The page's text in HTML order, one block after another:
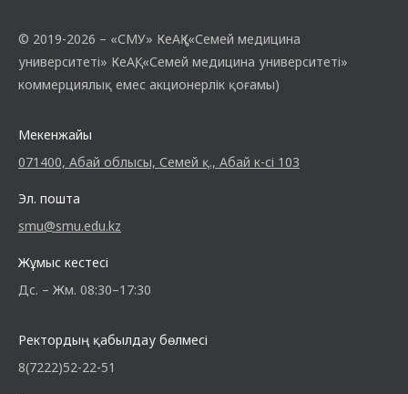
© 2019-2026 – «СМУ» КеАҚ («Семей медицина
университеті» КеАҚ, «Семей медицина университеті»
коммерциялық емес акционерлік қоғамы)
Мекенжайы
071400, Абай облысы, Семей қ., Абай к-сі 103
Эл. пошта
smu@smu.edu.kz
Жұмыс кестесі
Дс. – Жм. 08:30–17:30
Ректордың қабылдау бөлмесі
8(7222)52-22-51